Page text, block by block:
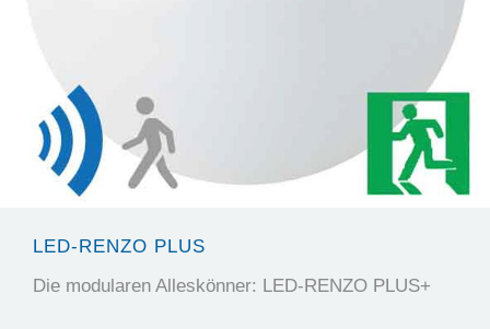
LED-RENZO PLUS
Die modularen Alleskönner: LED-RENZO PLUS+